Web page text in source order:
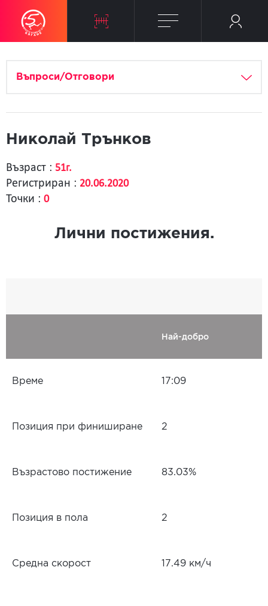
Въпроси/Отговори
Николай Трънков
Възраст : 51г.
Регистриран : 20.06.2020
Точки : 0
Лични постижения.
Най-добро
Време 17:09
Позиция при финиширане 2
Възрастово постижение 83.03%
Позиция в пола 2
Средна скорост 17.49 км/ч